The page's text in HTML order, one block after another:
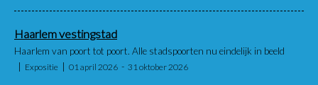
Haarlem vestingstad
Haarlem van poort tot poort. Alle stadspoorten nu eindelijk in beeld
Expositie 01 april 2026 31 oktober 2026